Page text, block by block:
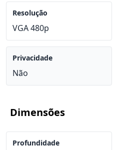
Resolução
VGA 480p
Privacidade
Não
Dimensões
Profundidade